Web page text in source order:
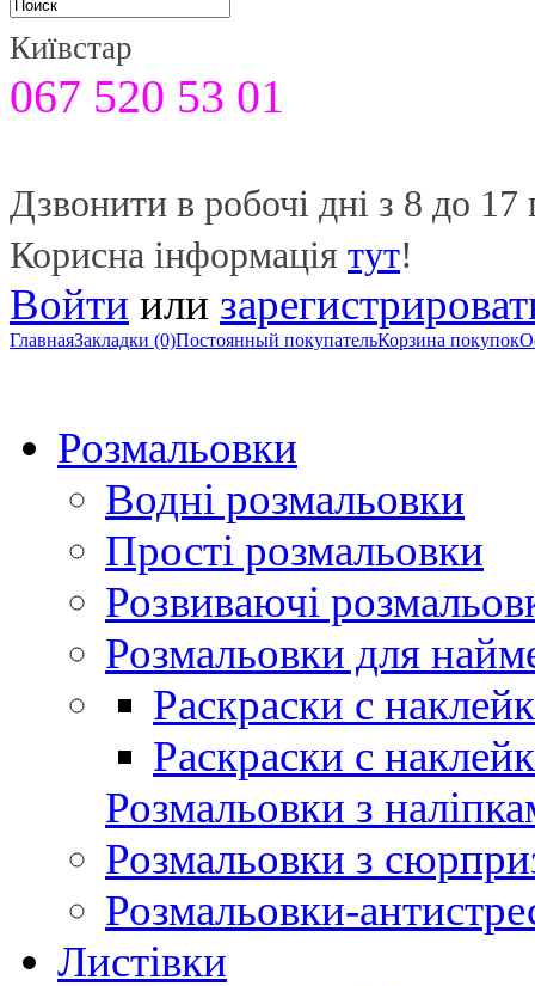
Київстар
067 520 53 01
Дзвонити в робочі дні з 8 до 17
Корисна інформація тут!
Войти или
ГлавнаяЗакладки (0)Постоянный покупательКорзина покупок
Розмальовки
Водні розмальовки
Прості розмальовки
Розвиваючі
Розмальовки для
Раскраски с
Раскраски с
Розмальовки з
Розмальовки з
Розмальовки-
Листівки